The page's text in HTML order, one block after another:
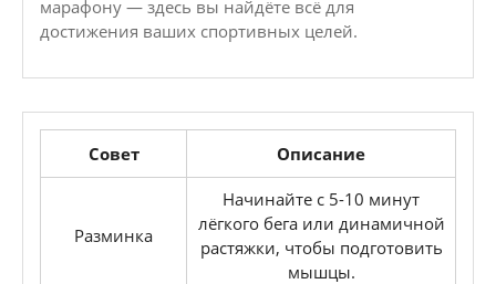
марафону — здесь вы найдёте всё для
достижения ваших спортивных целей.
Совет Описание
Разминка
Начинайте с 5-10 минут
лёгкого бега или динамичной
растяжки, чтобы подготовить
мышцы.